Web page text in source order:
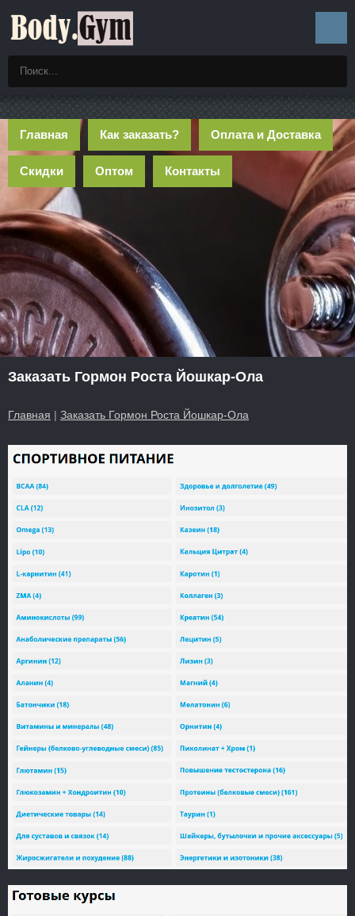
Главная Как заказать? Оплата и Доставка
Скидки Оптом Контакты
Заказать Гормон Роста Йошкар-Ола
Главная | Заказать Гормон Роста Йошкар-Ола